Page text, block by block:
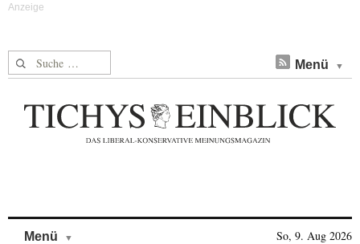
Suche nach: Menü
Menü So, 9. Aug 2026